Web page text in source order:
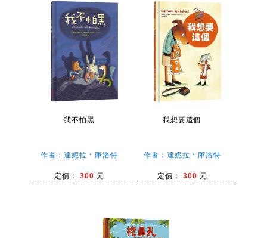
我不怕黑
作者：達妮拉‧庫洛特
定價： 300 元
我想要這個
作者：達妮拉‧庫洛特
定價： 300 元